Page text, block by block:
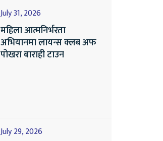
July 31, 2026
महिला आत्मनिर्भरता
अभियानमा लायन्स क्लब अफ
पोखरा बाराही टाउन
July 29, 2026